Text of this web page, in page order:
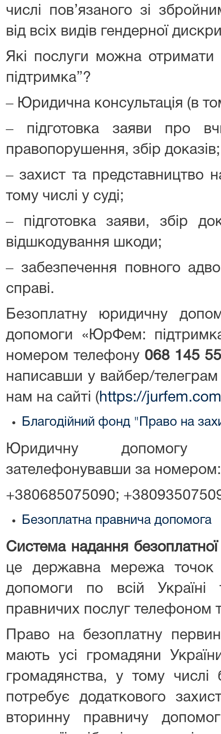
числі пов’язаного зі
від всіх видів гендерної
Які послуги можна
підтримка”?
‒ Юридична консультація (в
‒ підготовка заяви про
правопорушення, збір доказів;
‒ захист та представництво
тому числі у суді;
‒ підготовка заяви, збір
відшкодування шкоди;
‒ забезпечення повного
справі.
Безоплатну юридичну
допомоги «ЮрФем:
номером телефону 068 145
написавши у вайбер/
нам на сайті ( https://
Благодійний фонд "Право на
Юридичну допомогу
зателефонувавши за
+380685075090;
Безоплатна правнича допомога
Система надання
це державна мережа точок
допомоги по всій Україні
правничих послуг телефоном
Право на безоплатну
мають усі громадяни
громадянства, у тому
потребує додаткового
вторинну правничу